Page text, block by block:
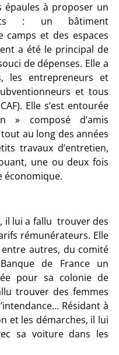
épaules à proposer un
: un bâtiment
camps et des espaces
a été le principal de
de dépenses. Elle a
les entrepreneurs et
et tous
Elle s’est entourée
» composé d’amis
au long des années
travaux d’entretien,
une ou deux fois
économique.
il lui a fallu trouver des
rémunérateurs. Elle
autres, du comité
de France un
pour sa colonie de
trouver des femmes
Résidant à
et les démarches, il lui
sa voiture dans les